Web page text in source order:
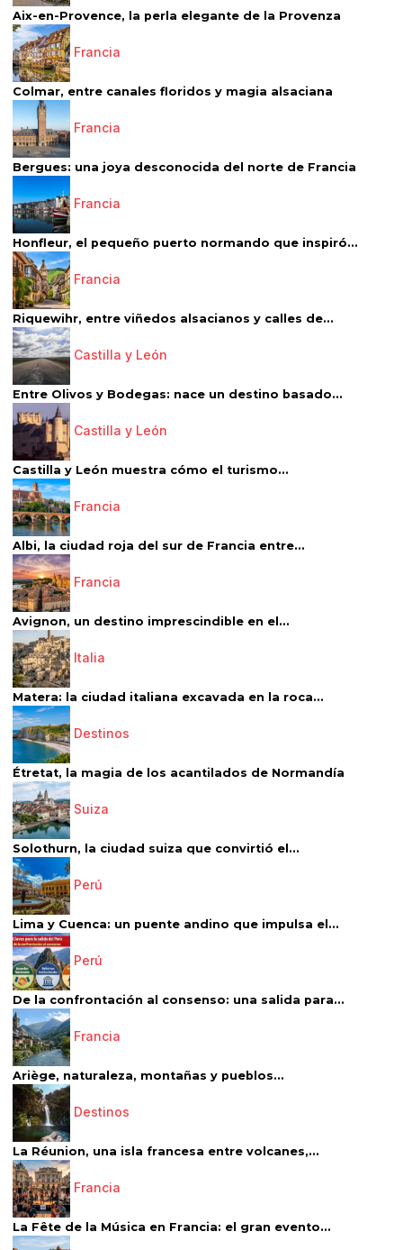
Aix-en-Provence, la perla elegante de la Provenza
Francia
Colmar, entre canales floridos y magia alsaciana
Francia
Bergues: una joya desconocida del norte de Francia
Francia
Honfleur, el pequeño puerto normando que inspiró...
Francia
Riquewihr, entre viñedos alsacianos y calles de...
Castilla y León
Entre Olivos y Bodegas: nace un destino basado...
Castilla y León
Castilla y León muestra cómo el turismo...
Francia
Albi, la ciudad roja del sur de Francia entre...
Francia
Avignon, un destino imprescindible en el...
Italia
Matera: la ciudad italiana excavada en la roca...
Destinos
Étretat, la magia de los acantilados de Normandía
Suiza
Solothurn, la ciudad suiza que convirtió el...
Perú
Lima y Cuenca: un puente andino que impulsa el...
Perú
De la confrontación al consenso: una salida para...
Francia
Ariège, naturaleza, montañas y pueblos...
Destinos
La Réunion, una isla francesa entre volcanes,...
Francia
La Fête de la Música en Francia: el gran evento...